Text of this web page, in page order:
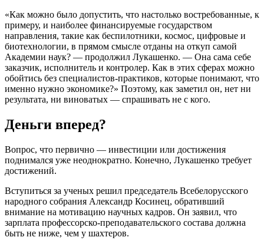
«Как можно было допустить, что настолько востребованные, к
примеру, и наиболее финансируемые государством
направления, такие как беспилотники, космос, цифровые и
биотехнологии, в прямом смысле отданы на откуп самой
Академии наук? — продолжил Лукашенко. — Она сама себе
заказчик, исполнитель и контролер. Как в этих сферах можно
обойтись без специалистов-практиков, которые понимают, что
именно нужно экономике?» Поэтому, как заметил он, нет ни
результата, ни виноватых — спрашивать не с кого.
Деньги вперед?
Вопрос, что первично — инвестиции или достижения
поднимался уже неоднократно. Конечно, Лукашенко требует
достижений.
Вступиться за ученых решил председатель Всебелорусского
народного собрания Александр Косинец, обративший
внимание на мотивацию научных кадров. Он заявил, что
зарплата профессорско-преподавательского состава должна
быть не ниже, чем у шахтеров.